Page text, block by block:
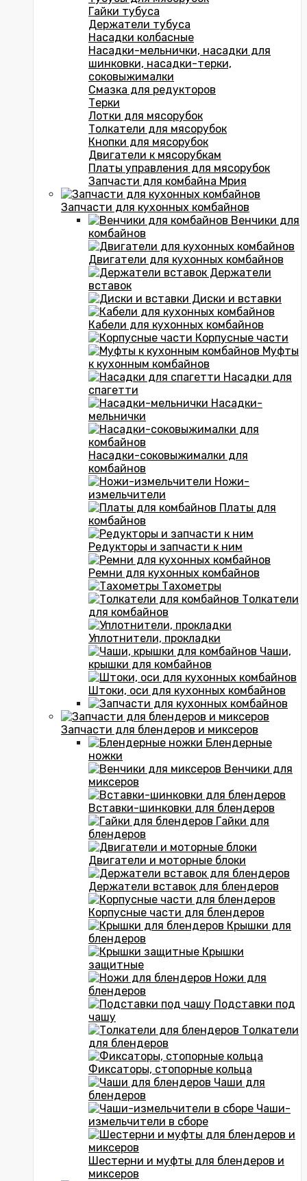
Гайки тубуса
Держатели тубуса
Насадки колбасные
Насадки-мельнички, насадки для
шинковки, насадки-терки,
соковыжималки
Смазка для редукторов
Терки
Лотки для мясорубок
Толкатели для мясорубок
Кнопки для мясорубок
Двигатели к мясорубкам
Платы управления для мясорубок
Запчасти для комбайна Мрия
Запчасти для кухонных комбайнов
Венчики для
комбайнов
Двигатели для кухонных комбайнов
Держатели
вставок
Диски и вставки
Кабели для кухонных комбайнов
Корпусные части
Муфты
к кухонным комбайнов
Насадки для
спагетти
Насадки-
мельнички
Насадки-соковыжималки для
комбайнов
Ножи-
измельчители
Платы для
комбайнов
Редукторы и запчасти к ним
Ремни для кухонных комбайнов
Тахометры
Толкатели
для комбайнов
Уплотнители, прокладки
Чаши,
крышки для комбайнов
Штоки, оси для кухонных комбайнов
Запчасти для блендеров и миксеров
Блендерные
ножки
Венчики для
миксеров
Вставки-шинковки для блендеров
Гайки для
блендеров
Двигатели и моторные блоки
Держатели вставок для блендеров
Корпусные части для блендеров
Крышки для
блендеров
Крышки
защитные
Ножи для
блендеров
Подставки под
чашу
Толкатели
для блендеров
Фиксаторы, стопорные кольца
Чаши для
блендеров
Чаши-
измельчители в сборе
Шестерни и муфты для блендеров и
миксеров